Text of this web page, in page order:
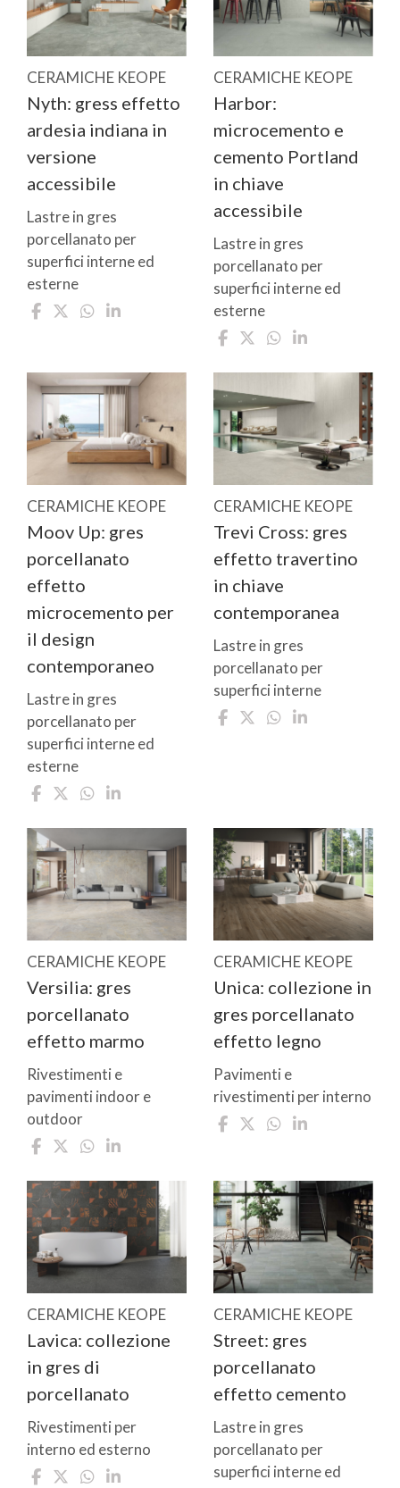
CERAMICHE KEOPE
Nyth: gress effetto
ardesia indiana in
versione
accessibile
Lastre in gres
porcellanato per
superfici interne ed
esterne
CERAMICHE KEOPE
Harbor:
microcemento e
cemento Portland
in chiave
accessibile
Lastre in gres
porcellanato per
superfici interne ed
esterne
CERAMICHE KEOPE
Moov Up: gres
porcellanato
effetto
microcemento per
il design
contemporaneo
Lastre in gres
porcellanato per
superfici interne ed
esterne
CERAMICHE KEOPE
Trevi Cross: gres
effetto travertino
in chiave
contemporanea
Lastre in gres
porcellanato per
superfici interne
CERAMICHE KEOPE
Versilia: gres
porcellanato
effetto marmo
Rivestimenti e
pavimenti indoor e
outdoor
CERAMICHE KEOPE
Unica: collezione in
gres porcellanato
effetto legno
Pavimenti e
rivestimenti per interno
CERAMICHE KEOPE
Lavica: collezione
in gres di
porcellanato
Rivestimenti per
interno ed esterno
CERAMICHE KEOPE
Street: gres
porcellanato
effetto cemento
Lastre in gres
porcellanato per
superfici interne ed